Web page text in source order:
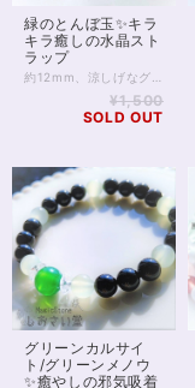
緑のとんぼ玉✨キラ
キラ癒しの水晶スト
ラップ
¥1,500
SOLD OUT
グリーンカルサイ
ト/グリーンメノウ
✨癒やしの邪気吸着